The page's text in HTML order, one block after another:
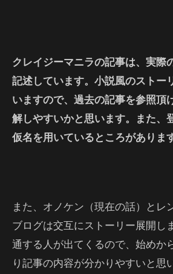
クレイジーマニラの記事は、実際
記述しています。小説風のストー
いますので、過去の記事を参照頂
解しやすいかと思います。また、
仮名を用いているところがあります
また、オノケン（現在の話）とレ
ブログは交互にストーリー展開し
通する人が出てくるので、始めか
り記事の内容が分かりやすいと思